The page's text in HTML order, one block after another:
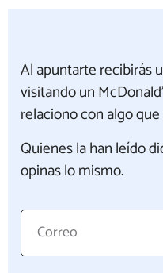
Al apuntarte recibirás
visitando un
relaciono con algo
Quienes la han leído
opinas lo mismo.